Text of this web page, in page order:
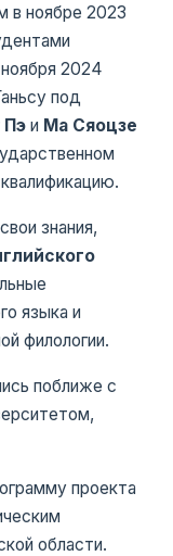
в ноябре 2023
2024
под
Пэ и Ма Сяоцзе
знания,
языка и
филологии.
поближе с
проекта
области.